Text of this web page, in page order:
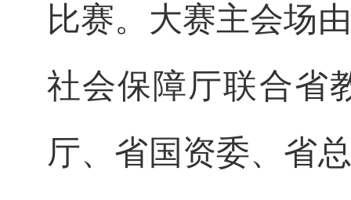
比赛。大赛主会场
社会保障厅联合省
厅、省国资委、省